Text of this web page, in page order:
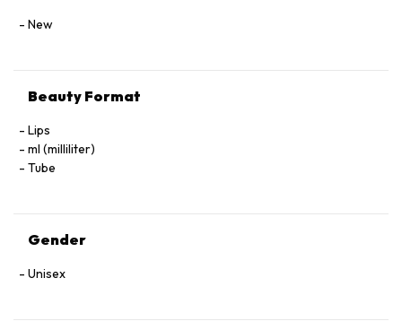
New
Beauty Format
Lips
ml (milliliter)
Tube
Gender
Unisex